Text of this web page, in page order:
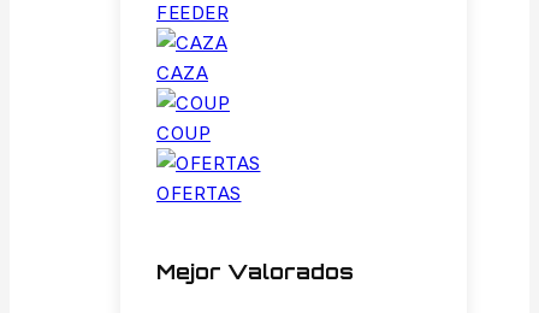
FEEDER
CAZA
COUP
OFERTAS
Mejor Valorados